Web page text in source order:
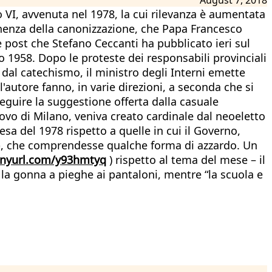
avvenuta nel 1978, la cui rilevanza è aumentata
della canonizzazione, che Papa Francesco
che Stefano Ceccanti ha pubblicato ieri sul
Dopo le proteste dei responsabili provinciali
catechismo, il ministro degli Interni emette
fanno, in varie direzioni, a seconda che si
la suggestione offerta dalla casuale
di Milano, veniva creato cardinale dal neoeletto
del 1978 rispetto a quelle in cui il Governo,
comprendesse qualche forma di azzardo. Un
y93hmtyq ) rispetto al tema del mese – il
gonna a pieghe ai pantaloni, mentre “la scuola e